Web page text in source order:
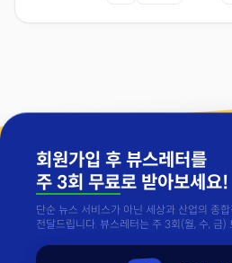
회원가입 후 뷰스레터를
주 3회 무료로 받아보세요!
단순 뉴스 서비스가 아닌 세상과 산업의 종
전달드립니다. 뷰스레터는 주 3회(월, 수, 금)